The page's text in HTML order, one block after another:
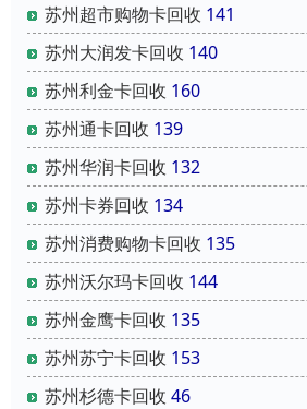
苏州超市购物卡回收 141
苏州大润发卡回收 140
苏州利金卡回收 160
苏州通卡回收 139
苏州华润卡回收 132
苏州卡券回收 134
苏州消费购物卡回收 135
苏州沃尔玛卡回收 144
苏州金鹰卡回收 135
苏州苏宁卡回收 153
苏州杉德卡回收 46